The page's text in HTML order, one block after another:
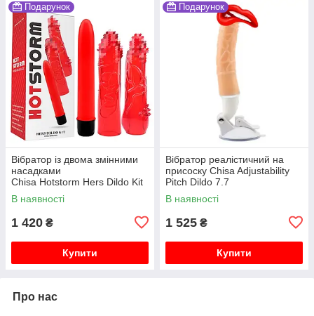
Подарунок
Вібратор із двома змінними
насадками
Chisa Hotstorm Hers Dildo Kit
В наявності
1 420 ₴
Купити
Подарунок
Вібратор реалістичний на
присоску Chisa Adjustability
Pitch Dildo 7.7
В наявності
1 525 ₴
Купити
Про нас